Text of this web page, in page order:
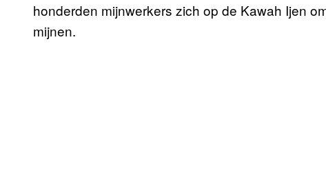
honderden mijnwerkers zich op de Kawah Ijen
mijnen.